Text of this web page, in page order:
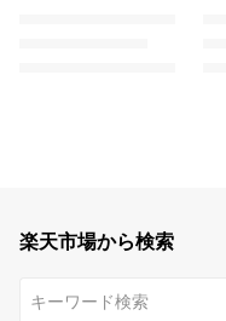
楽天市場から検索